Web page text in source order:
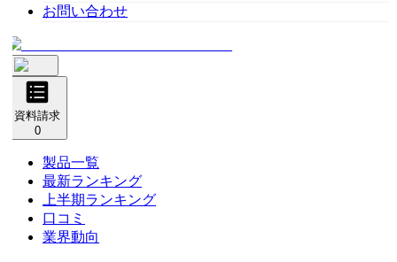
お問い合わせ
資料請求
製品一覧
最新ランキング
上半期ランキング
口コミ
業界動向